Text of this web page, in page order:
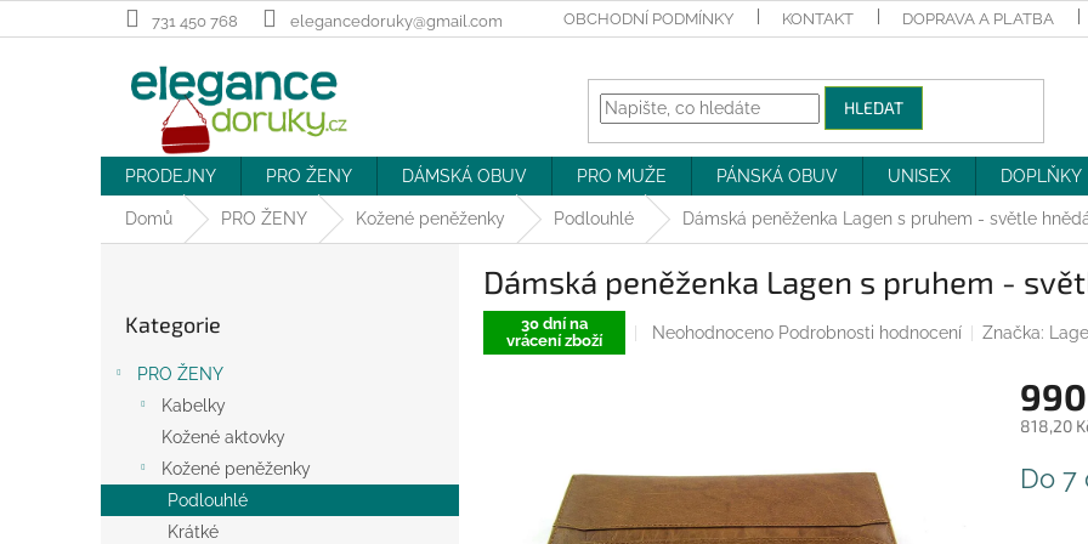
na
731 450 768 elegancedoruky@gmail.com OBCHODNÍ PODMÍNKY KONTAKT DOPRAVA A PLATBA
HLEDAT
PRODEJNY PRO ŽENY DÁMSKÁ OBUV PRO MUŽE PÁNSKÁ OBUV UNISEX DOPLŇKY
Domů PRO ŽENY Kožené peněženky Podlouhlé Dámská peněženka Lagen s pruhem - světle
a
kategorie
Kategorie
PRO ŽENY
Kabelky
Kožené aktovky
Kožené peněženky
Podlouhlé
Krátké
Dámská peněženka Lagen s pruhem -
30 dní na
vrácení zboží
Průměrné
hvězdiček.
Neohodnoceno Podrobnosti hodnocení Značka:
818,20
cena:
Do 7